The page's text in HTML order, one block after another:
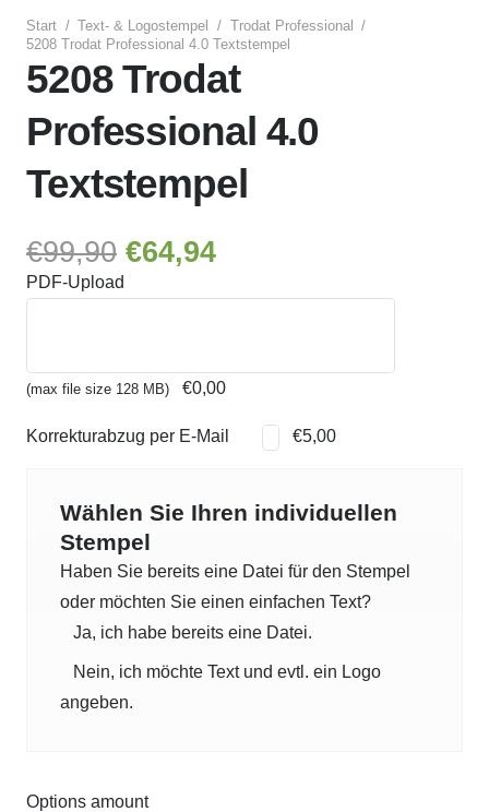
Start / Text- & Logostempel / Trodat Professional
/
5208 Trodat Professional 4.0 Textstempel
5208 Trodat
Professional 4.0
Textstempel
€99,90 Ursprünglicher
€64,94Aktueller
PDF-Upload
(max file size 128 MB) €0,00
Korrekturabzug per E-Mail €5,00
Wählen Sie Ihren individuellen
Stempel
Haben Sie bereits eine Datei für den Stempel
oder möchten Sie einen einfachen Text?
Ja, ich habe bereits eine Datei.
Nein, ich möchte Text und evtl. ein Logo
angeben.
Options amount